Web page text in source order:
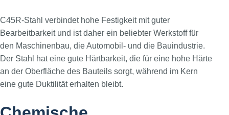
C45R-Stahl verbindet hohe Festigkeit mit guter
Bearbeitbarkeit und ist daher ein beliebter Werkstoff für
den Maschinenbau, die Automobil- und die Bauindustrie.
Der Stahl hat eine gute Härtbarkeit, die für eine hohe Härte
an der Oberfläche des Bauteils sorgt, während im Kern
eine gute Duktilität erhalten bleibt.